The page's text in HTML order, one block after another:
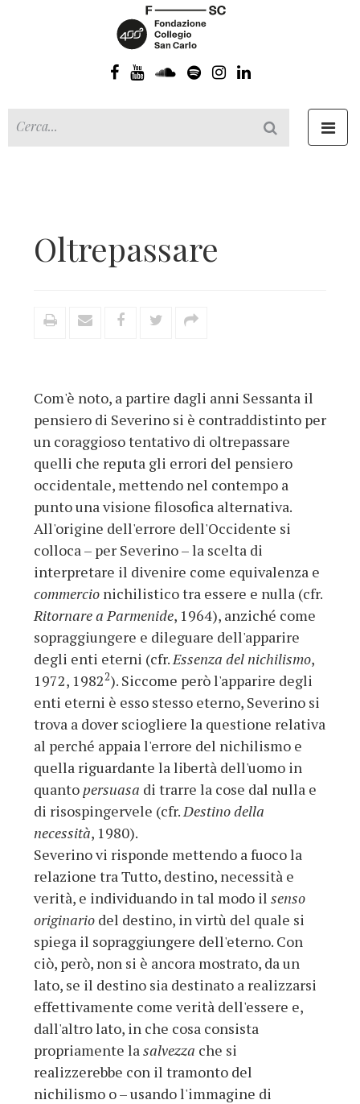
Oltrepassare
Com'è noto, a partire dagli anni Sessanta il
pensiero di Severino si è contraddistinto per
un coraggioso tentativo di oltrepassare
quelli che reputa gli errori del pensiero
occidentale, mettendo nel contempo a
punto una visione filosofica alternativa.
All'origine dell'errore dell'Occidente si
colloca – per Severino – la scelta di
interpretare il divenire come equivalenza e
commercio nichilistico tra essere e nulla (cfr.
Ritornare a Parmenide, 1964), anziché come
sopraggiungere e dileguare dell'apparire
degli enti eterni (cfr.Essenza del nichilismo,
1972, 19822). Siccome però l'apparire degli
enti eterni è esso stesso eterno, Severino si
trova a dover sciogliere la questione relativa
al perché appaia l'errore del nichilismo e
quella riguardante la libertà dell'uomo in
quanto persuasa di trarre la cose dal nulla e
di risospingervele (cfr.Destino della
necessità, 1980).
Severino vi risponde mettendo a fuoco la
relazione tra Tutto, destino, necessità e
verità, e individuando in tal modo il senso
originario del destino, in virtù del quale si
spiega il sopraggiungere dell'eterno. Con
ciò, però, non si è ancora mostrato, da un
lato, se il destino sia destinato a realizzarsi
effettivamente come verità dell'essere e,
dall'altro lato, in che cosa consista
propriamente lasalvezza che si
realizzerebbe con il tramonto del
nichilismo o – usando l'immagine di